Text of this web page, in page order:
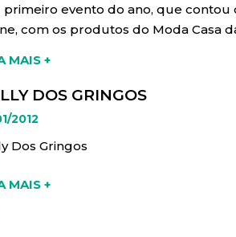
primeiro evento do ano, que
com os produtos do Moda Casa
Rigoni, montaram um espaço
nas pinceladas de um
preparada, muito mais quando o
com a dupla de arquitetas
imagem que os outros
conferem requinte e dão boas
MAIS +
DOS GRINGOS
2012
Dos Gringos
MAIS +